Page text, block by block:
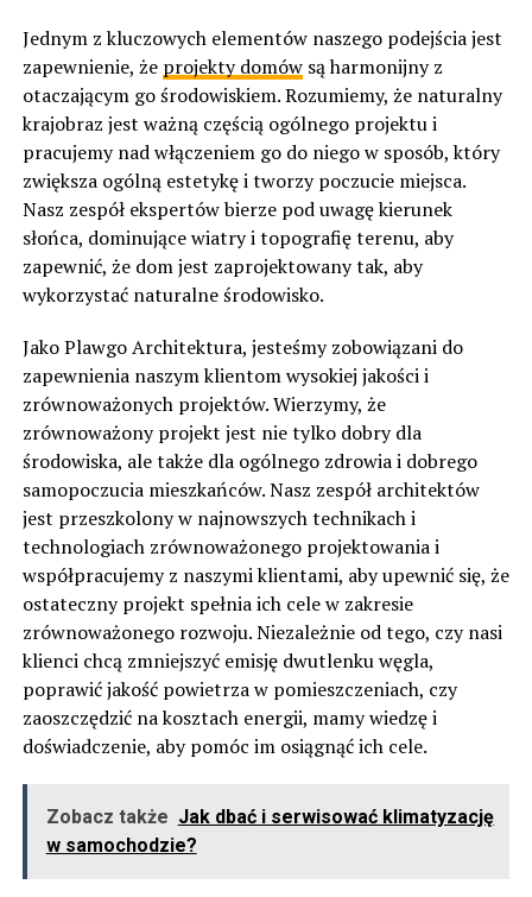
Jednym z kluczowych elementów naszego podejścia jest
zapewnienie, że projekty domówsą harmonijny z
otaczającym go środowiskiem. Rozumiemy, że naturalny
krajobraz jest ważną częścią ogólnego projektu i
pracujemy nad włączeniem go do niego w sposób, który
zwiększa ogólną estetykę i tworzy poczucie miejsca.
Nasz zespół ekspertów bierze pod uwagę kierunek
słońca, dominujące wiatry i topografię terenu, aby
zapewnić, że dom jest zaprojektowany tak, aby
wykorzystać naturalne środowisko.
Jako Plawgo Architektura, jesteśmy zobowiązani do
zapewnienia naszym klientom wysokiej jakości i
zrównoważonych projektów. Wierzymy, że
zrównoważony projekt jest nie tylko dobry dla
środowiska, ale także dla ogólnego zdrowia i dobrego
samopoczucia mieszkańców. Nasz zespół architektów
jest przeszkolony w najnowszych technikach i
technologiach zrównoważonego projektowania i
współpracujemy z naszymi klientami, aby upewnić się, że
ostateczny projekt spełnia ich cele w zakresie
zrównoważonego rozwoju. Niezależnie od tego, czy nasi
klienci chcą zmniejszyć emisję dwutlenku węgla,
poprawić jakość powietrza w pomieszczeniach, czy
zaoszczędzić na kosztach energii, mamy wiedzę i
doświadczenie, aby pomóc im osiągnąć ich cele.
Zobacz także Jak dbać i serwisować klimatyzację
w samochodzie?